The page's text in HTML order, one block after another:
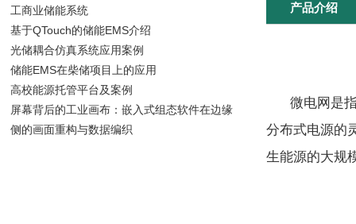
产品介绍
微电网是
分布式电源的
生能源的大规
工商业储能系统
基于QTouch的储能EMS介绍
光储耦合仿真系统应用案例
储能EMS在柴储项目上的应用
高校能源托管平台及案例
屏幕背后的工业画布：嵌入式组态软件在边缘
侧的画面重构与数据编织